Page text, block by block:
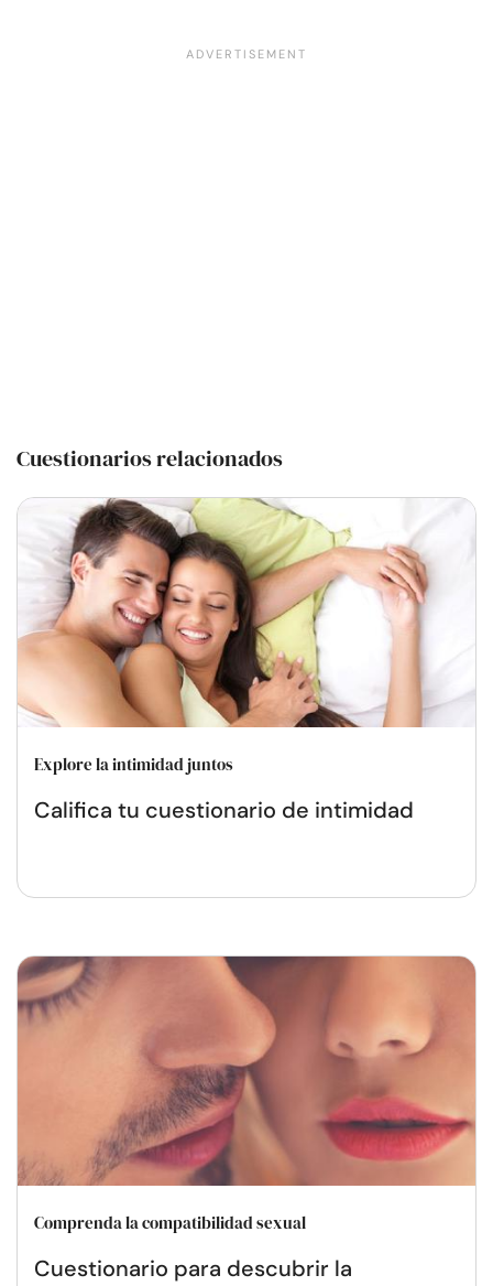
Cuestionarios relacionados
Explore la intimidad juntos
Califica tu cuestionario de intimidad
Comprenda la compatibilidad sexual
Cuestionario para descubrir la